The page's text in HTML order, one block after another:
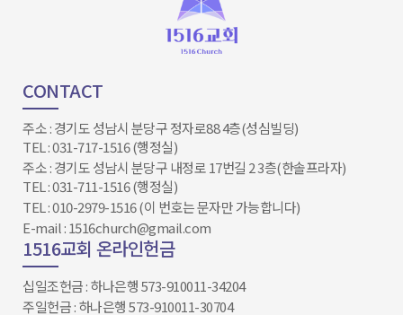
CONTACT
주소 : 경기도 성남시 분당구 정자로88 4층(성심빌딩)
TEL : 031-717-1516 (행정실)
주소 : 경기도 성남시 분당구 내정로 17번길 2 3층(한솔프라자)
TEL : 031-711-1516 (행정실)
TEL : 010-2979-1516 (이 번호는 문자만 가능합니다)
E-mail : 1516church@gmail.com
1516교회 온라인헌금
십일조헌금 : 하나은행 573-910011-34204​​​​​​​
주일헌금 : 하나은행 573-910011-30704